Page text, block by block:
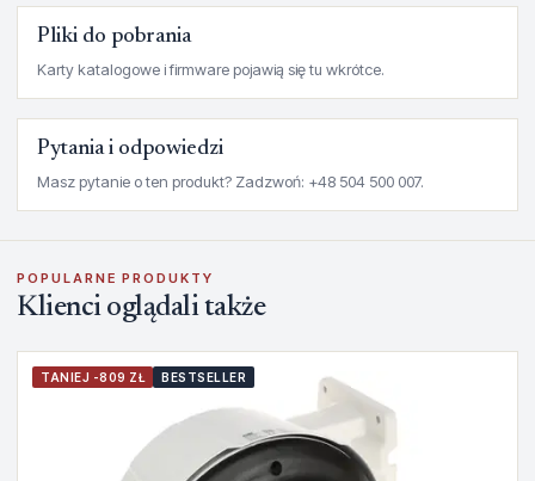
Pliki do pobrania
Karty katalogowe i firmware pojawią się tu wkrótce.
Pytania i odpowiedzi
Masz pytanie o ten produkt? Zadzwoń: +48 504 500 007.
POPULARNE PRODUKTY
Klienci oglądali także
TANIEJ -809 ZŁ BESTSELLER